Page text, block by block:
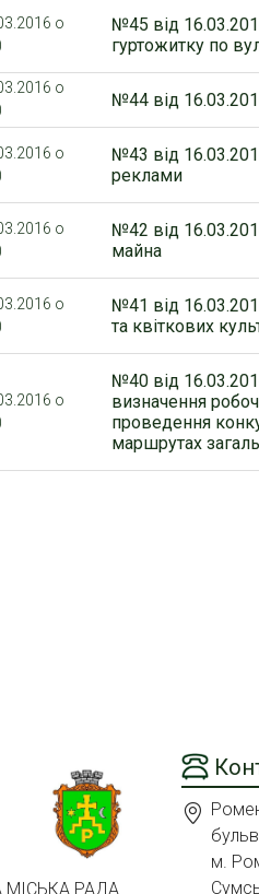
о
№45 від
гуртожитку по
о
№44 від
о
№43 від
реклами
о
№42 від
майна
о
№41 від
та квіткових
о
№40 від
визначення
проведення
маршрутах
РАДА
м.